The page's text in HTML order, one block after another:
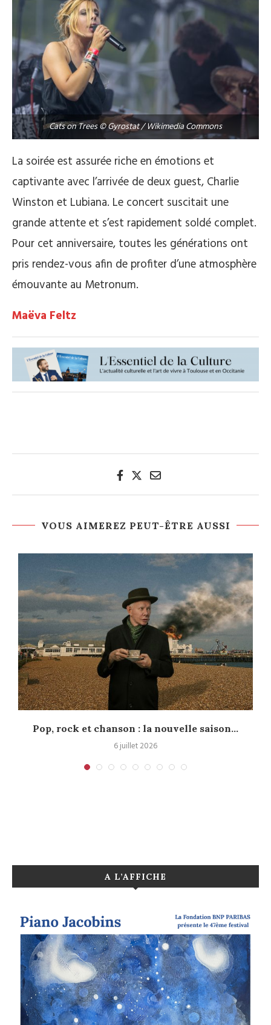
Cats on Trees © Gyrostat / Wikimedia Commons
La soirée est assurée riche en émotions et
captivante avec l’arrivée de deux guest, Charlie
Winston et Lubiana. Le concert suscitait une
grande attente et s’est rapidement soldé complet.
Pour cet anniversaire, toutes les générations ont
pris rendez-vous afin de profiter d’une atmosphère
émouvante au Metronum.
Maëva Feltz
VOUS AIMEREZ PEUT-ÊTRE AUSSI
Pop, rock et chanson : la nouvelle saison...
6 juillet 2026
A L’AFFICHE